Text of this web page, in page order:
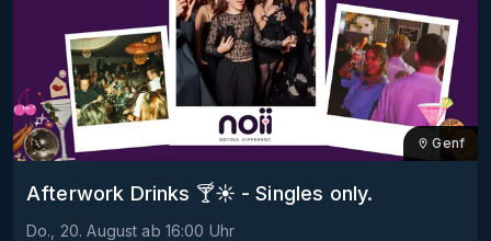
Genf
Afterwork Drinks 🍸☀️ - Singles only.
Do., 20. August ab 16:00 Uhr